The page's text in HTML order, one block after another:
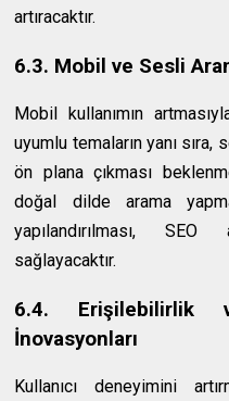
artıracaktır.
6.3. Mobil ve Sesli
Mobil kullanımın
uyumlu temaların yanı
ön plana çıkması
doğal dilde arama
yapılandırılması,
sağlayacaktır.
6.4. Erişilebilirlik
İnovasyonları
Kullanıcı deneyimini